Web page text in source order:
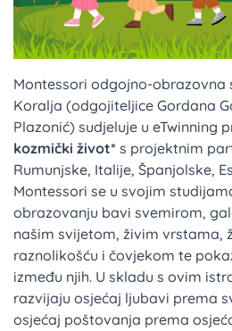
Montessori odgojno-obrazovna
Koralja (odgojiteljice Gordana
Plazonić) sudjeluje u eTwinning
kozmički život* s projektnim
Rumunjske, Italije, Španjolske,
Montessori se u svojim
obrazovanju bavi svemirom,
našim svijetom, živim vrstama,
raznolikošću i čovjekom te
između njih. U skladu s ovim
razvijaju osjećaj ljubavi prema
osjećaj poštovanja prema